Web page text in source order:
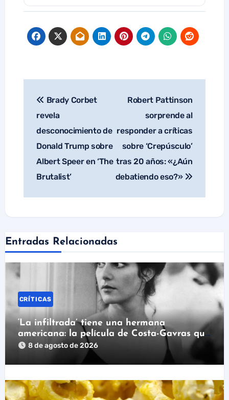
Navegación
Brady Corbet
revela
desconocimiento de
Donald Trump sobre
Albert Speer en ‘The
Brutalist’
Robert Pattinson
sorprende al
responder a críticas
sobre ‘Crepúsculo’
tras 20 años: «¿Aún
debatiendo eso?»
Entradas Relacionadas
CRÍTICAS
‘La infiltrada’ tiene una hermana
americana: la película de Costa-Gavras que
hay que ver en Prime Video
8 de agosto de 2026